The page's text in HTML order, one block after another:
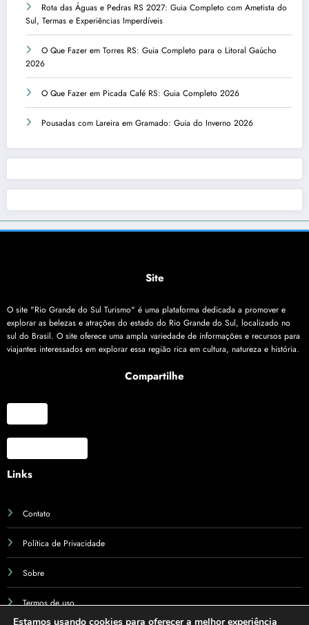
Rota das Águas e Pedras RS 2027: Guia Completo com Ametista do
Sul, Termas e Experiências Imperdíveis
O Que Fazer em Torres RS: Guia Completo para o Litoral Gaúcho
2026
O Que Fazer em Picada Café RS: Guia Completo 2026
Pousadas com Lareira em Gramado: Guia do Inverno 2026
Site
O site "Rio Grande do Sul Turismo" é uma plataforma dedicada a promover e
explorar as belezas e atrações do estado do Rio Grande do Sul, localizado no
sul do Brasil. O site oferece uma ampla variedade de informações e recursos para
viajantes interessados em explorar essa região rica em cultura, natureza e história.
Compartilhe
Links
Contato
Política de Privacidade
Sobre
Termos de uso
Estamos usando cookies para oferecer a melhor experiência